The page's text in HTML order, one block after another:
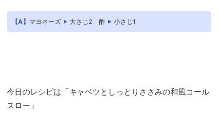
【A】 マヨネーズ 大さじ2 酢 小さじ1
今日のレシピは「キャベツとしっとりささみの和風コール
スロー」